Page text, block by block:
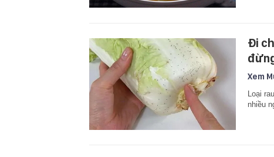
Đi
Xem
Loại
nhiều